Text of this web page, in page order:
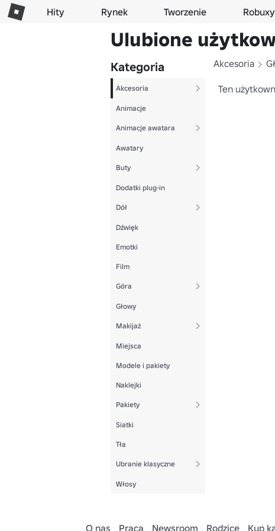
Hity Rynek Tworzenie Robuxy
Ulubione
Kategoria
Akcesoria
Animacje
Animacje awatara
Awatary
Buty
Dodatki plug-in
Dół
Dźwięk
Emotki
Film
Góra
Głowy
Makijaż
Miejsca
Modele i pakiety
Naklejki
Pakiety
Siatki
Tła
Ubranie klasyczne
Włosy
Akcesoria
Ten
O nas Praca Newsroom Rodzice Kup